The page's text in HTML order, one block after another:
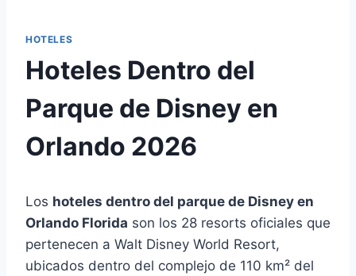
HOTELES
Hoteles Dentro del
Parque de Disney en
Orlando 2026
Los hoteles dentro del parque de Disney en
Orlando Florida son los 28 resorts oficiales que
pertenecen a Walt Disney World Resort,
ubicados dentro del complejo de 110 km² del